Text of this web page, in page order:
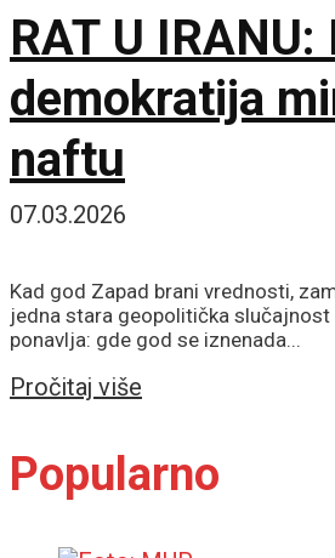
RAT U IRANU:
demokratija
naftu
07.03.2026
Kad god Zapad brani vrednosti,
jedna stara geopolitička slučajnost
ponavlja: gde god se iznenada...
Pročitaj više
Popularno